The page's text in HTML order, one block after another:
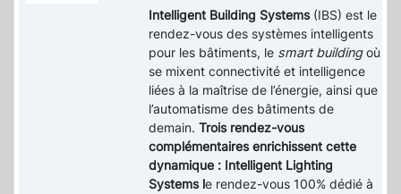
Intelligent Building Systems(IBS) est le
rendez-vous des systèmes intelligents
pour les bâtiments, le smart buildingoù
se mixent connectivité et intelligence
liées à la maîtrise de l’énergie, ainsi que
l’automatisme des bâtiments de
demain.Trois rendez-vous
complémentaires enrichissent cette
dynamique : Intelligent Lighting
Systems le rendez-vous 100% dédié à